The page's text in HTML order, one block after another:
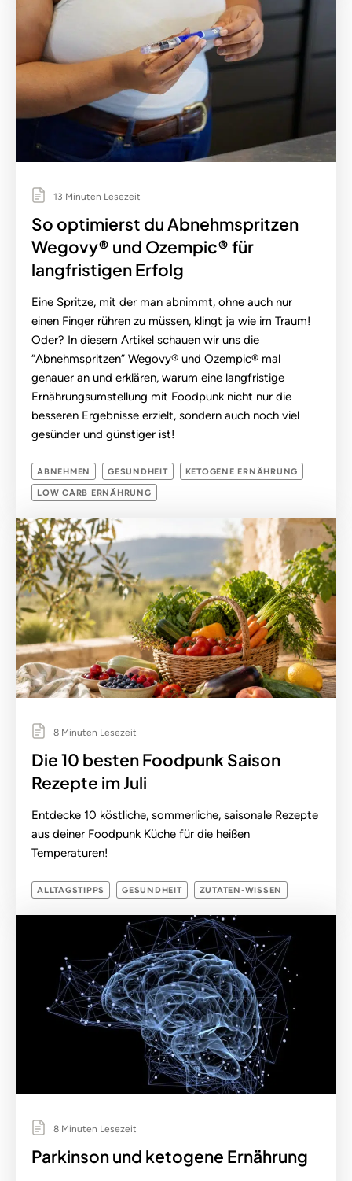
13 Minuten Lesezeit
So optimierst du Abnehmspritzen
Wegovy® und Ozempic® für
langfristigen Erfolg
Eine Spritze, mit der man abnimmt, ohne auch nur
einen Finger rühren zu müssen, klingt ja wie im Traum!
Oder? In diesem Artikel schauen wir uns die
“Abnehmspritzen” Wegovy® und Ozempic® mal
genauer an und erklären, warum eine langfristige
Ernährungsumstellung mit Foodpunk nicht nur die
besseren Ergebnisse erzielt, sondern auch noch viel
gesünder und günstiger ist!
ABNEHMEN GESUNDHEIT KETOGENE ERNÄHRUNG
LOW CARB ERNÄHRUNG
8 Minuten Lesezeit
Die 10 besten Foodpunk Saison
Rezepte im Juli
Entdecke 10 köstliche, sommerliche, saisonale Rezepte
aus deiner Foodpunk Küche für die heißen
Temperaturen!
ALLTAGSTIPPS GESUNDHEIT ZUTATEN-WISSEN
8 Minuten Lesezeit
Parkinson und ketogene Ernährung